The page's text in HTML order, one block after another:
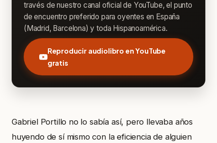
través de nuestro canal oficial de YouTube, el punto
de encuentro preferido para oyentes en España
(Madrid, Barcelona) y toda Hispanoamérica.
Reproducir audiolibro en YouTube
gratis
Gabriel Portillo no lo sabía así, pero llevaba años
huyendo de sí mismo con la eficiencia de alguien